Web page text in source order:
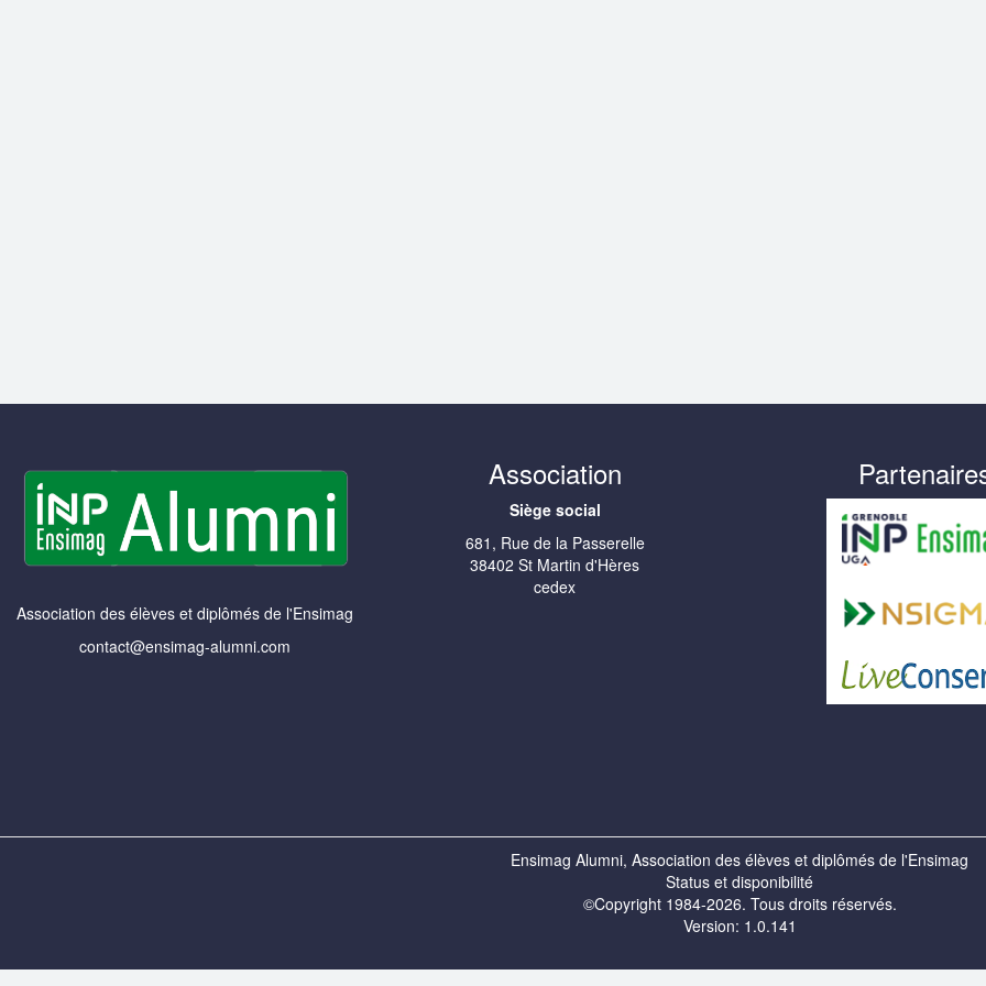
Association des élèves et diplômés de l'Ensimag
contact@ensimag-alumni.com
Association
Siège social
681, Rue de la Passerelle
38402 St Martin d'Hères
cedex
Ensimag Alumni, Association des élèves et diplômés de l'Ensimag
Status et disponibilité
©Copyright 1984-2026. Tous droits réservés.
Version: 1.0.141